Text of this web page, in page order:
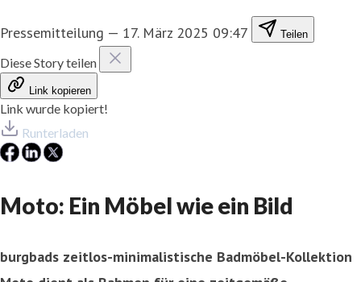
Pressemitteilung — 17. März 2025 09:47 Teilen
Diese Story teilen
Link kopieren
Link wurde kopiert!
Runterladen
Moto: Ein Möbel wie ein Bild
burgbads zeitlos-minimalistische Badmöbel-Kollektion